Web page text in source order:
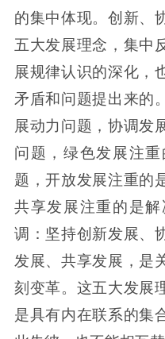
的集中体现。创新、
五大发展理念，集中
展规律认识的深化，
矛盾和问题提出来的
展动力问题，协调发
问题，绿色发展注
题，开放发展注重的
共享发展注重的是
调：坚持创新发展、
发展、共享发展，是
刻变革。这五大发展
是具有内在联系的集